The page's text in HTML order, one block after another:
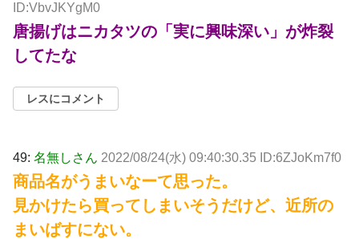
ID:VbvJKYgM0
唐揚げはニカタツの「実に興味深い」が炸裂
してたな
レスにコメント
49: 名無しさん 2022/08/24(水) 09:40:30.35 ID:6ZJoKm7f0
商品名がうまいなーて思った。
見かけたら買ってしまいそうだけど、近所の
まいばすにない。